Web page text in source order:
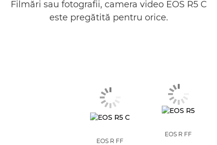
Filmări sau fotografii, camera video EOS R5 C
este pregătită pentru orice.
EOS R FF
EOS R FF